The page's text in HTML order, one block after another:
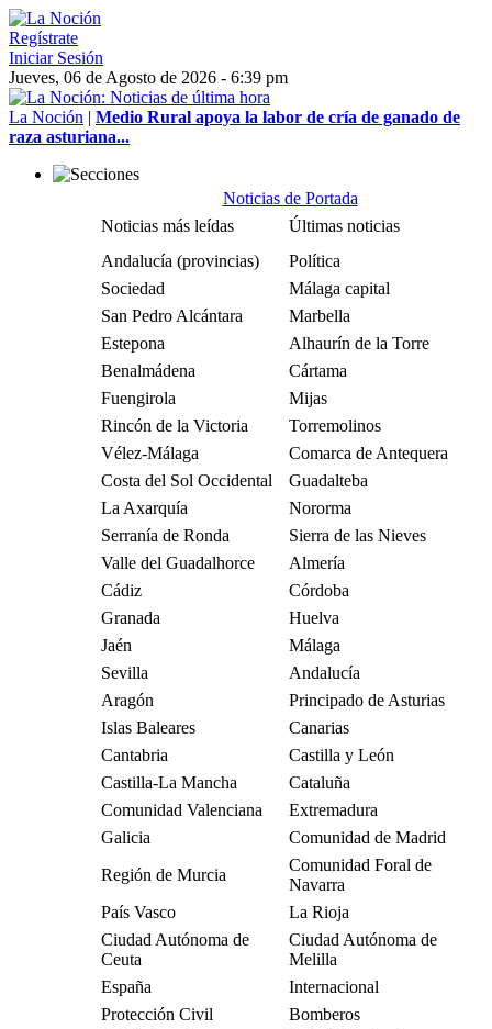
Regístrate
Iniciar Sesión
Jueves, 06 de Agosto de 2026 - 6:39 pm
La Noción | Medio Rural apoya la labor de cría de ganado de
raza asturiana...
Noticias de Portada
Noticias más leídas
Últimas noticias
Andalucía (provincias)
Política
Sociedad
Málaga capital
San Pedro Alcántara
Marbella
Estepona
Alhaurín de la Torre
Benalmádena
Cártama
Fuengirola
Mijas
Rincón de la Victoria
Torremolinos
Vélez-Málaga
Comarca de Antequera
Costa del Sol Occidental
Guadalteba
La Axarquía
Nororma
Serranía de Ronda
Sierra de las Nieves
Valle del Guadalhorce
Almería
Cádiz
Córdoba
Granada
Huelva
Jaén
Málaga
Sevilla
Andalucía
Aragón
Principado de Asturias
Islas Baleares
Canarias
Cantabria
Castilla y León
Castilla-La Mancha
Cataluña
Comunidad Valenciana
Extremadura
Galicia
Comunidad de Madrid
Región de Murcia
Comunidad Foral de
Navarra
País Vasco
La Rioja
Ciudad Autónoma de
Ceuta
Ciudad Autónoma de
Melilla
España
Internacional
Protección Civil
Bomberos